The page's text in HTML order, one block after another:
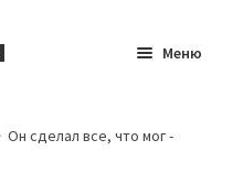
Меню
Он сделал все, что мог -